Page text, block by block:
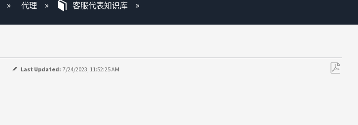
代理 客服代表知识库
Last Updated: 7/24/2023, 11:52:25 AM